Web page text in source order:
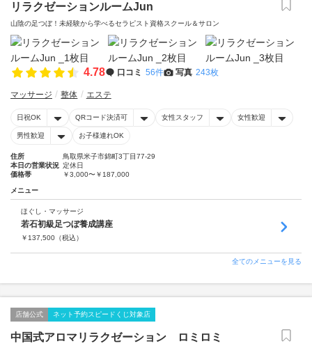
リラクゼーションルームJun
山陰の足つぼ！未経験から学べるセラピスト資格スクール＆サロン
4.78 口コミ 56件 写真 243枚
マッサージ 整体 エステ
日祝OK QRコード決済可 女性スタッフ 女性歓迎
男性歓迎 お子様連れOK
住所
鳥取県米子市錦町3丁目77-29
本日の営業状況 定休日
価格帯
￥3,000〜￥187,000
メニュー
ほぐし・マッサージ
若石初級足つぼ養成講座
￥ 137,500 （税込）
全てのメニューを見る
店舗公式 ネット予約スピードくじ対象店
中国式アロマリラクゼーション ロミロミ